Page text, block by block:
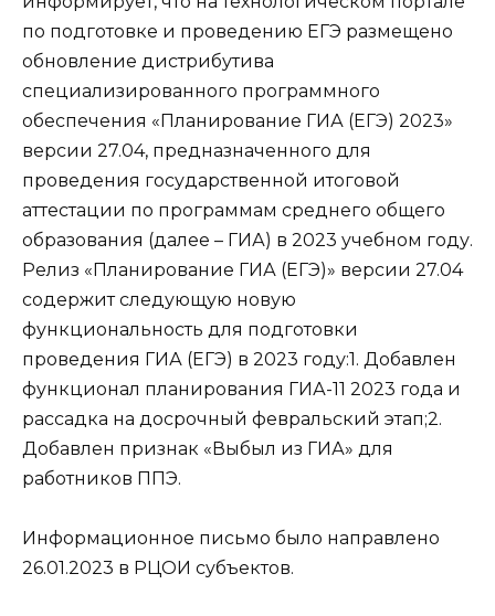
по подготовке и проведению ЕГЭ размещено
обновление дистрибутива
специализированного программного
обеспечения «Планирование ГИА (ЕГЭ) 2023»
версии 27.04, предназначенного для
проведения государственной итоговой
аттестации по программам среднего общего
образования (далее – ГИА) в 2023 учебном году.
Релиз «Планирование ГИА (ЕГЭ)» версии 27.04
содержит следующую новую
функциональность для подготовки
проведения ГИА (ЕГЭ) в 2023 году:1. Добавлен
функционал планирования ГИА-11 2023 года и
рассадка на досрочный февральский этап;2.
Добавлен признак «Выбыл из ГИА» для
работников ППЭ.
Информационное письмо было направлено
26.01.2023 в РЦОИ субъектов.